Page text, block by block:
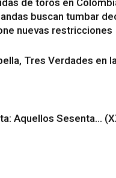
buscan tumbar
nuevas restricciones
Tres Verdades en
Aquellos Sesenta…